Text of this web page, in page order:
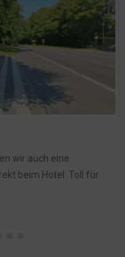
mal überrascht. Dass aus
Gang und Gäbe, und...